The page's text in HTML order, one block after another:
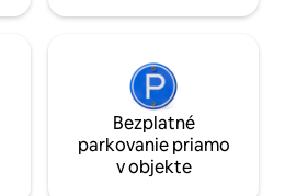
Bezplatné
parkovanie priamo
v objekte